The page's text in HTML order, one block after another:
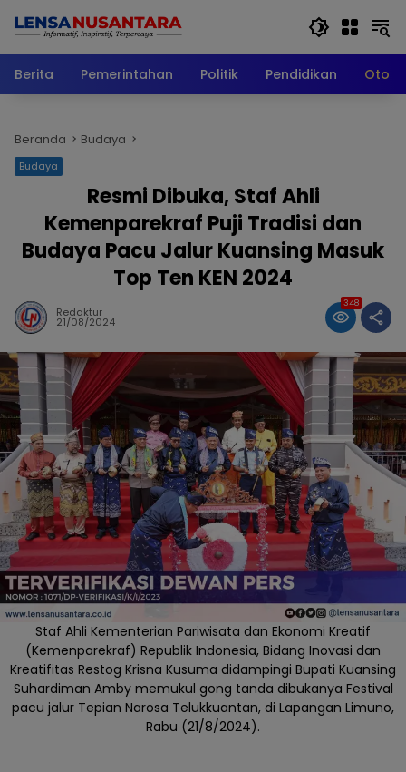
Berita
Pemerintahan Politik Pendidikan
Beranda Budaya
Budaya
Resmi Dibuka, Staf Ahli
Kemenparekraf Puji Tradisi dan
Budaya Pacu Jalur Kuansing Masuk
Top Ten KEN 2024
Redaktur
21/08/2024
348
Staf Ahli Kementerian Pariwisata dan Ekonomi Kreatif
(Kemenparekraf) Republik Indonesia, Bidang Inovasi dan
Kreatifitas Restog Krisna Kusuma didampingi Bupati Kuansing
Suhardiman Amby memukul gong tanda dibukanya Festival
pacu jalur Tepian Narosa Telukkuantan, di Lapangan Limuno,
Rabu (21/8/2024).